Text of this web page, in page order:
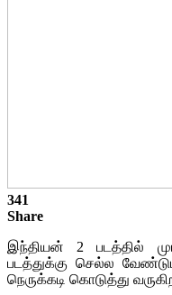
341
Share
இந்தியன் 2 படத்தில்
படத்துக்கு செல்ல
நெருக்கடி கொடுத்து